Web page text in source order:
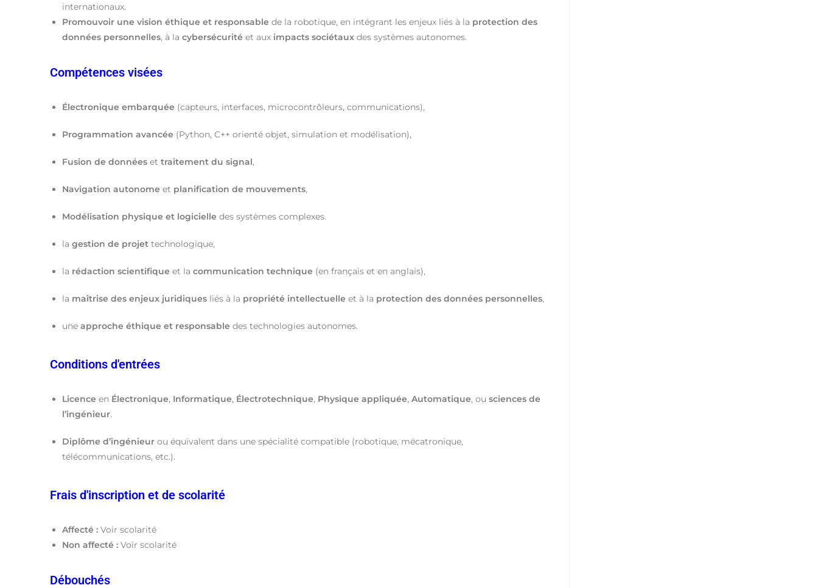
internationaux.
Promouvoir une vision éthique et responsable de la robotique, en intégrant les enjeux liés à la protection des
données personnelles, à la cybersécurité et aux impacts sociétaux des systèmes autonomes.
Compétences visées
Électronique embarquée (capteurs, interfaces, microcontrôleurs, communications),
Programmation avancée (Python, C++ orienté objet, simulation et modélisation),
Fusion de données et traitement du signal,
Navigation autonome et planification de mouvements,
Modélisation physique et logicielle des systèmes complexes.
la gestion de projet technologique,
la rédaction scientifique et la communication technique (en français et en anglais),
la maîtrise des enjeux juridiques liés à la propriété intellectuelle et à la protection des données personnelles,
une approche éthique et responsable des technologies autonomes.
Conditions d'entrées
Licence en Électronique, Informatique, Électrotechnique, Physique appliquée, Automatique, ou sciences de
l’ingénieur.
Diplôme d’ingénieur ou équivalent dans une spécialité compatible (robotique, mécatronique,
télécommunications, etc.).
Frais d'inscription et de scolarité
Affecté : Voir scolarité
Non affecté : Voir scolarité
Débouchés